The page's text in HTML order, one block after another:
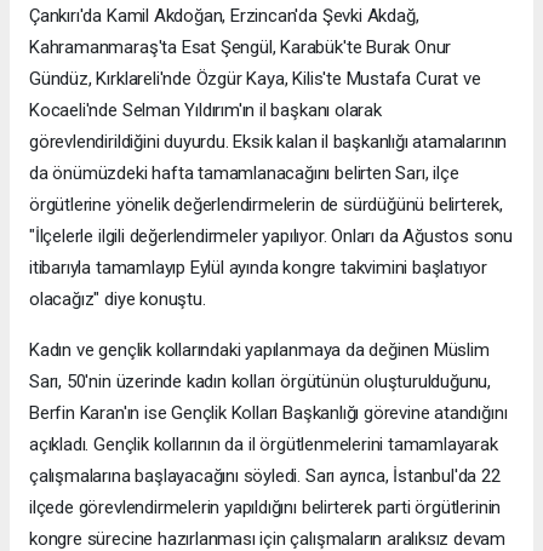
Çankırı'da Kamil Akdoğan, Erzincan'da Şevki Akdağ,
Kahramanmaraş'ta Esat Şengül, Karabük'te Burak Onur
Gündüz, Kırklareli'nde Özgür Kaya, Kilis'te Mustafa Curat ve
Kocaeli'nde Selman Yıldırım'ın il başkanı olarak
görevlendirildiğini duyurdu. Eksik kalan il başkanlığı atamalarının
da önümüzdeki hafta tamamlanacağını belirten Sarı, ilçe
örgütlerine yönelik değerlendirmelerin de sürdüğünü belirterek,
"İlçelerle ilgili değerlendirmeler yapılıyor. Onları da Ağustos sonu
itibarıyla tamamlayıp Eylül ayında kongre takvimini başlatıyor
olacağız" diye konuştu.
Kadın ve gençlik kollarındaki yapılanmaya da değinen Müslim
Sarı, 50'nin üzerinde kadın kolları örgütünün oluşturulduğunu,
Berfin Karan'ın ise Gençlik Kolları Başkanlığı görevine atandığını
açıkladı. Gençlik kollarının da il örgütlenmelerini tamamlayarak
çalışmalarına başlayacağını söyledi. Sarı ayrıca, İstanbul'da 22
ilçede görevlendirmelerin yapıldığını belirterek parti örgütlerinin
kongre sürecine hazırlanması için çalışmaların aralıksız devam